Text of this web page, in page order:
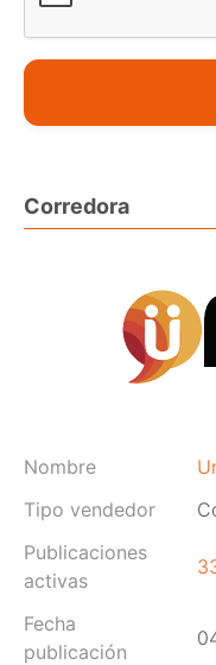
Corredora
Nombre
Tipo vendedor
Publicaciones
activas
Fecha
publicación